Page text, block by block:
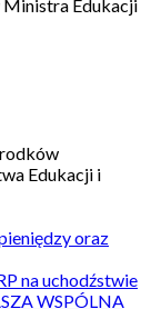
Edukacji
Edukacji i
oraz
na uchodźstwie
WSPÓLNA